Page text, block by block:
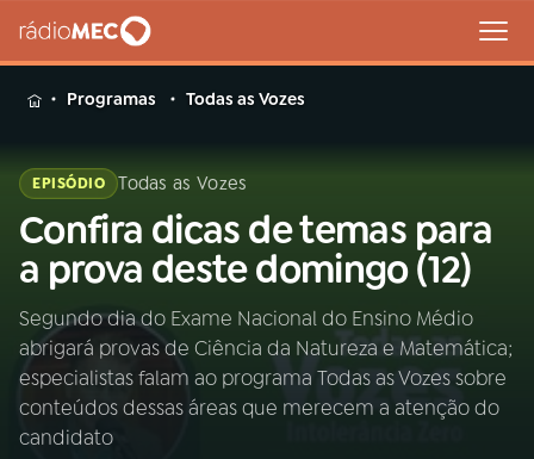
MENU
Buscar
na
Rádio
MEC
Buscar
Início AO VIVO
01INÍCIO
Programas Todas as Vozes
EPISÓDIO Todas as Vozes
Confira dicas de temas para
a prova deste domingo (12)
Segundo dia do Exame Nacional do Ensino Médio
abrigará provas de Ciência da Natureza e Matemática;
especialistas falam ao programa Todas as Vozes sobre
conteúdos dessas áreas que merecem a atenção do
candidato